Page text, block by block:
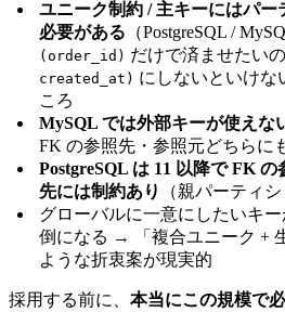
ユニーク制約 / 主キーにはパー
必要がある （PostgreSQL /
(order_id) だけで済ませたいの
created_at) にしないといけな
ころ
MySQL では外部キーが使えな
FK の参照先・参照元どちらに
PostgreSQL は 11 以降で FK
先には制約あり
（親パーティ
グローバルに一意にしたいキ
倒になる → 「複合ユニーク +
ような折衷案が現実的
採用する前に、 本当にこの規模で